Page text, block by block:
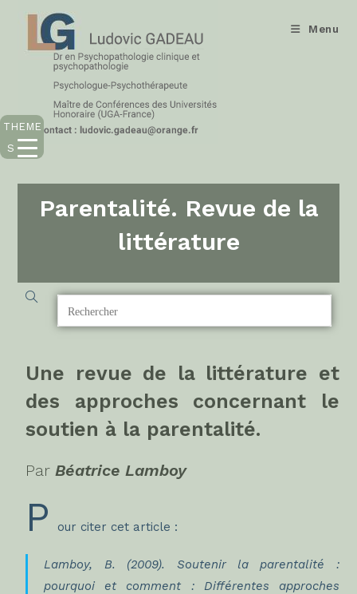
Menu
Parentalité. Revue de la
littérature
Une revue de la littérature et
des approches concernant le
soutien à la parentalité.
ParBéatrice Lamboy
P our citer cet article :
Lamboy, B. (2009). Soutenir la parentalité :
pourquoi et comment : Différentes approches
THEME
S